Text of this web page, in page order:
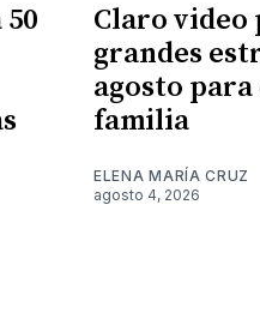
Claro video
grandes
agosto
familia
ELENA MARÍA CRUZ
agosto 4, 2026